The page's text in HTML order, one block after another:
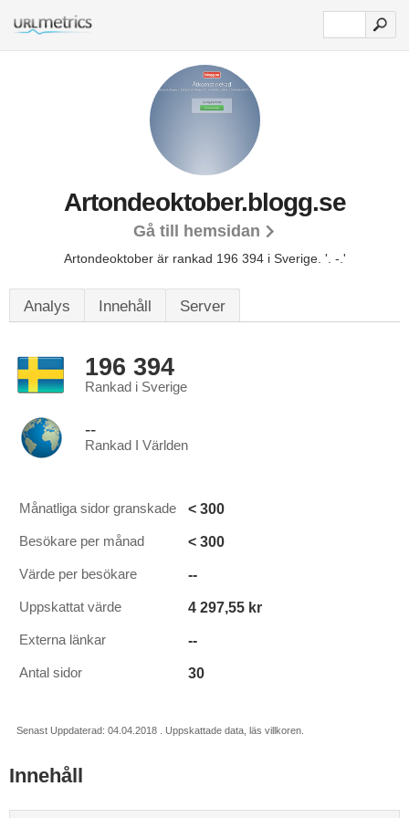
Artondeoktober.blogg.se
Gå till hemsidan
Artondeoktober är rankad 196 394 i Sverige. '. -.'
Analys Innehåll Server
196 394
Rankad i Sverige
--
Rankad I Världen
Månatliga sidor granskade < 300
Besökare per månad < 300
Värde per besökare --
Uppskattat värde 4 297,55 kr
Externa länkar --
Antal sidor 30
Senast Uppdaterad: 04.04.2018 . Uppskattade data, läs villkoren.
Innehåll